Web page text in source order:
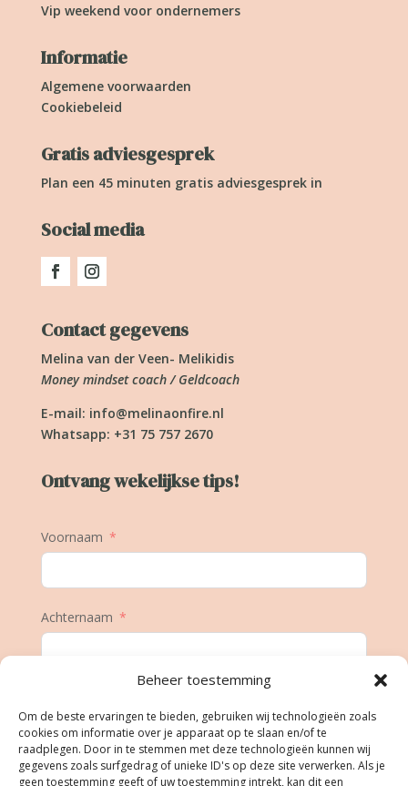
Beheer toestemming
Om de beste ervaringen te bieden, gebruiken wij technologieën zoals
cookies om informatie over je apparaat op te slaan en/of te
raadplegen. Door in te stemmen met deze technologieën kunnen wij
gegevens zoals surfgedrag of unieke ID's op deze site verwerken. Als je
geen toestemming geeft of uw toestemming intrekt, kan dit een
Vip weekend voor ondernemers
Informatie
Algemene voorwaarden
Cookiebeleid
Gratis adviesgesprek
Plan een 45 minuten gratis adviesgesprek in
Social media
Contact gegevens
Melina van der Veen- Melikidis
Money mindset coach / Geldcoach
E-mail: info@melinaonfire.nl
Whatsapp: +31 75 757 2670
Ontvang wekelijkse tips!
Voornaam
Achternaam
Geboortedatum